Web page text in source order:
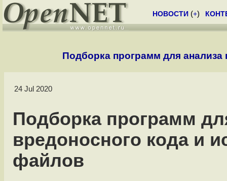
НОВОСТИ (+)
Подборка программ для
24 Jul 2020
Подборка программ
вредоносного кода и
файлов